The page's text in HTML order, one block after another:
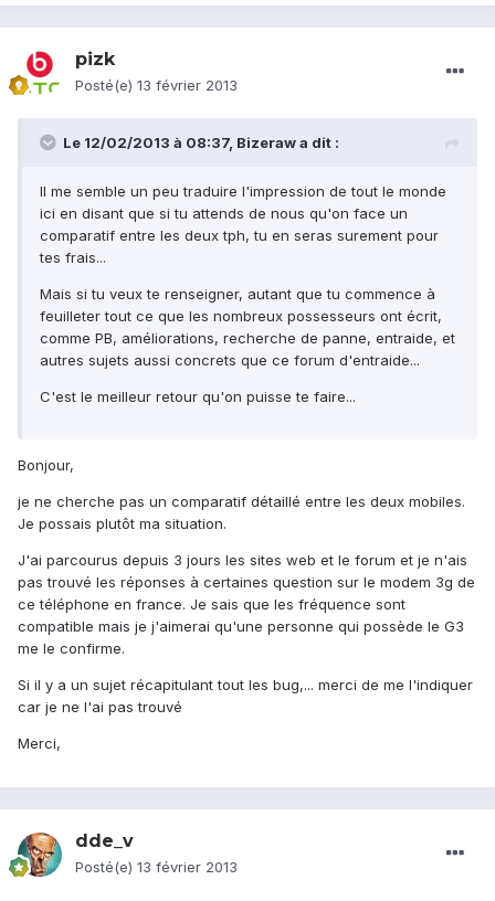
pizk
Posté(e) 13 février 2013
Le 12/02/2013 à 08:37, Bizeraw a dit :
Il me semble un peu traduire l'impression de tout le monde
ici en disant que si tu attends de nous qu'on face un
comparatif entre les deux tph, tu en seras surement pour
tes frais...
Mais si tu veux te renseigner, autant que tu commence à
feuilleter tout ce que les nombreux possesseurs ont écrit,
comme PB, améliorations, recherche de panne, entraide, et
autres sujets aussi concrets que ce forum d'entraide...
C'est le meilleur retour qu'on puisse te faire...
Bonjour,
je ne cherche pas un comparatif détaillé entre les deux mobiles.
Je possais plutôt ma situation.
J'ai parcourus depuis 3 jours les sites web et le forum et je n'ais
pas trouvé les réponses à certaines question sur le modem 3g de
ce téléphone en france. Je sais que les fréquence sont
compatible mais je j'aimerai qu'une personne qui possède le G3
me le confirme.
Si il y a un sujet récapitulant tout les bug,... merci de me l'indiquer
car je ne l'ai pas trouvé
Merci,
dde_v
Posté(e) 13 février 2013